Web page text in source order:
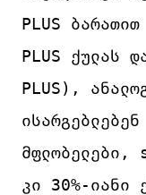
PLUS
PLUS ქულას
PLUS),
მფლობელები,
კი 30%-იანი